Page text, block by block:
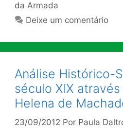
da Armada
Deixe um comentário
Análise Histórico-
século XIX
Helena de
23/09/2012 Por Paula